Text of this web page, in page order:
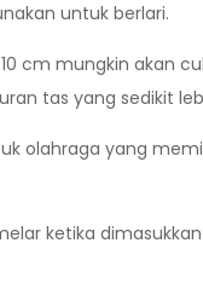
untuk berlari.
cm mungkin akan
tas yang sedikit
olahraga yang
ketika